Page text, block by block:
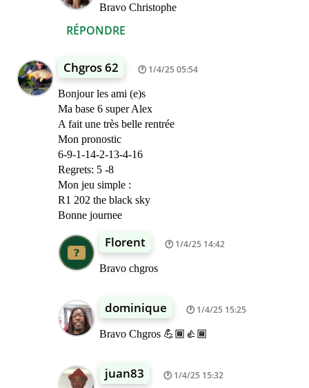
RÉPONDRE
Bravo Christophe
Chgros 62 1/4/25 05:54
Bonjour les ami (e)s
Ma base 6 super Alex
A fait une très belle rentrée
Mon pronostic
6-9-1-14-2-13-4-16
Regrets: 5 -8
Mon jeu simple :
R1 202 the black sky
Bonne journee
Florent 1/4/25 14:42
Bravo chgros
dominique 1/4/25 15:25
Bravo Chgros 💪🏾👍🏾
juan83 1/4/25 15:32